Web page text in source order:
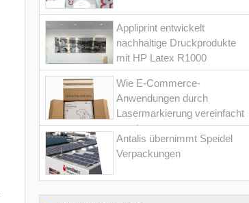
Appliprint entwickelt
nachhaltige Druckprodukte
mit HP Latex R1000
Wie E-Commerce-
Anwendungen durch
Lasermarkierung vereinfacht
werden
Antalis übernimmt Speidel
Verpackungen